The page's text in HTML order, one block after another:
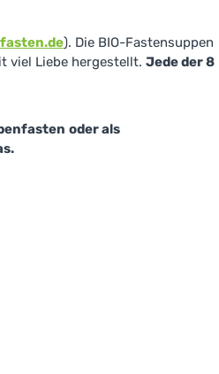
). Die BIO-Fastensuppen
viel Liebe hergestellt. Jede der 8
oder als